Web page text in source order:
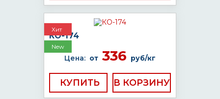
Хит
New
КО-174
Цена: от 336 руб/кг
КУПИТЬ